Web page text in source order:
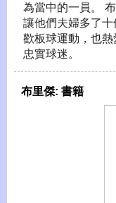
為當中的一員。
讓他們夫婦多了
歡板球運動，也
忠實球迷。
布里傑: 書籍